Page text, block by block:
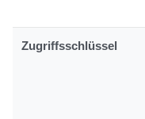
Zugriffsschlüssel